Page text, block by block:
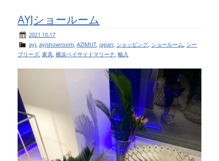
AYJショールーム
2021.10.17
ayj, ayjshowroom, AZIMUT, japan, ショッピング, ショールーム, シー
ブリーズ, 家具, 横浜ベイサイドマリーナ, 輸入